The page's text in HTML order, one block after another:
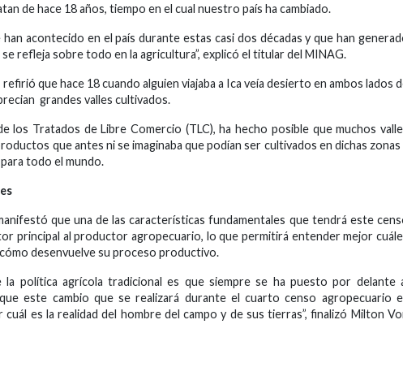
de hace 18 años, tiempo en el cual nuestro país ha cambiado.
acontecido en el país durante estas casi dos décadas y que han
refleja sobre todo en la agricultura”, explicó el titular del MINAG.
que hace 18 cuando alguien viajaba a Ica veía desierto en ambos lados
grandes valles cultivados.
los Tratados de Libre Comercio (TLC), ha hecho posible que muchos
que antes ni se imaginaba que podían ser cultivados en dichas zonas
todo el mundo.
que una de las características fundamentales que tendrá este
principal al productor agropecuario, lo que permitirá entender mejor
desenvuelve su proceso productivo.
política agrícola tradicional es que siempre se ha puesto por delante
este cambio que se realizará durante el cuarto censo agropecuario
es la realidad del hombre del campo y de sus tierras”, finalizó Milton